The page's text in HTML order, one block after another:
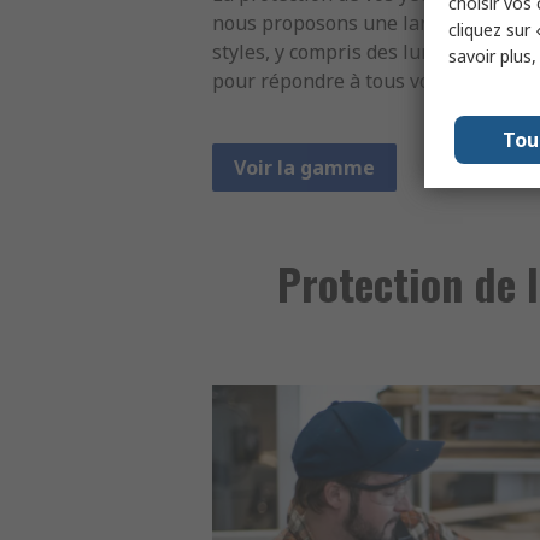
nous proposons une large gamme
styles, y compris des lunettes de
pour répondre à tous vos besoins.
Voir la gamme
Protection de
cliquez sur
savoir